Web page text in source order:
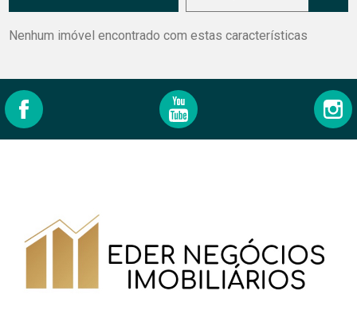
Nenhum imóvel encontrado com estas características